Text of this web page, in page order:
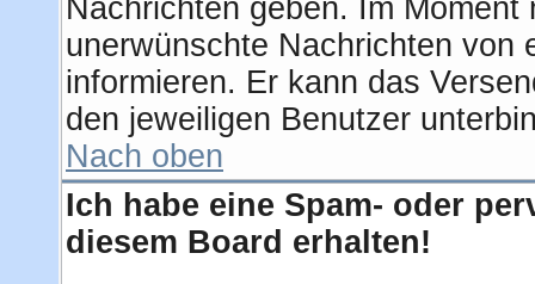
Nachrichten geben. Im
unerwünschte Nachrichten von
informieren. Er kann das
den jeweiligen Benutzer
Nach oben
Ich habe eine Spam- oder
diesem Board erhalten!